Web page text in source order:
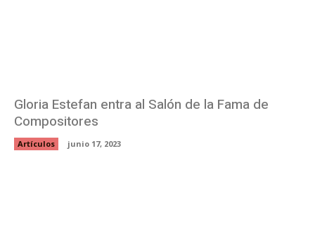
Gloria Estefan entra al Salón de la Fama de
Compositores
Artículos junio 17, 2023